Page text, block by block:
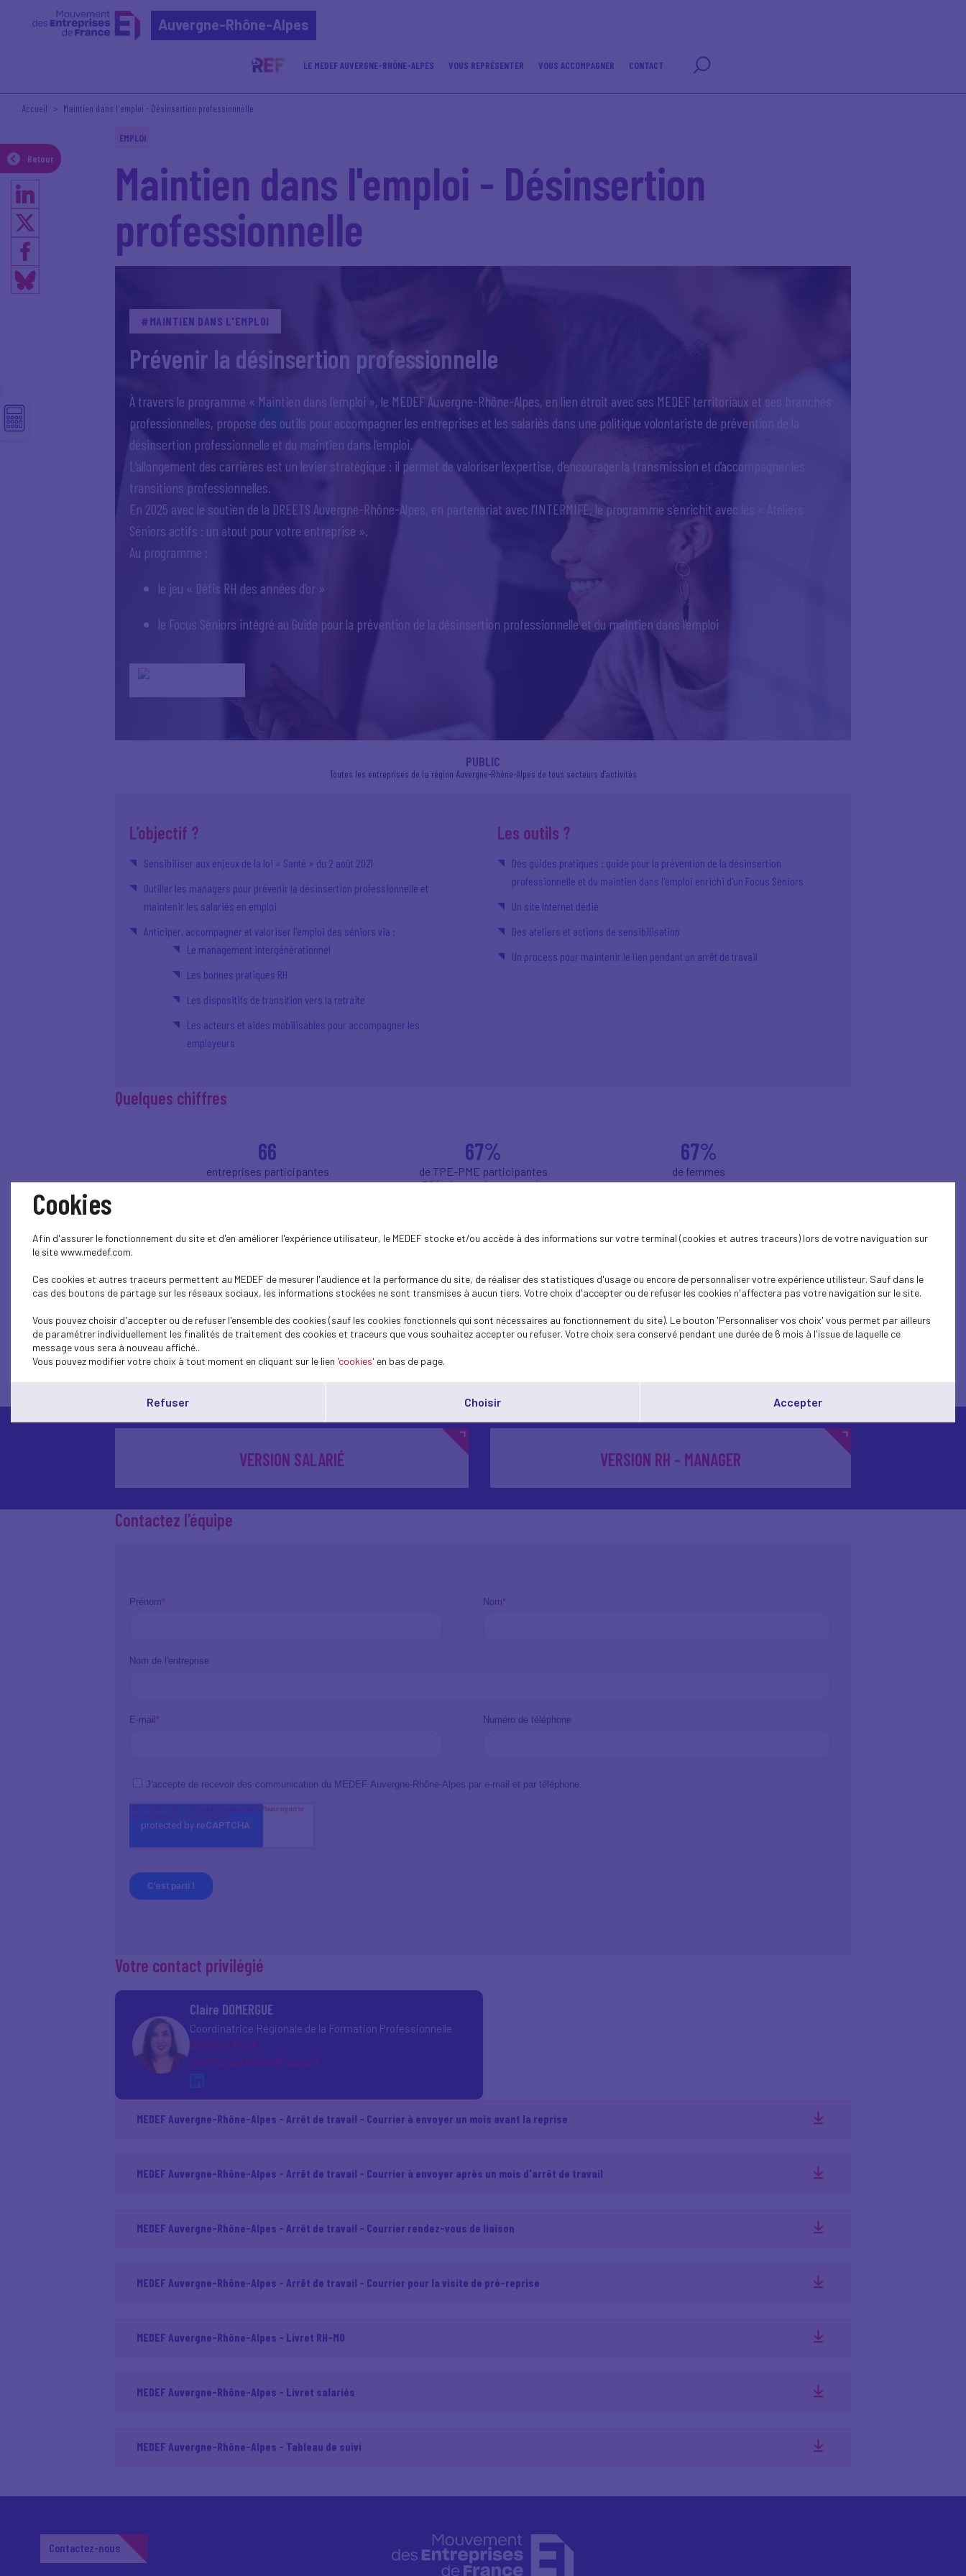
Auvergne-Rhône-Alpes
LE MEDEF AUVERGNE-RHÔNE-ALPES VOUS REPRÉSENTER VOUS ACCOMPAGNER CONTACT
Retour
Accueil Maintien dans l'emploi - Désinsertion professionnelle
EMPLOI
Maintien dans l'emploi - Désinsertion
professionnelle
#MAINTIEN DANS L'EMPLOI
Prévenir la désinsertion professionnelle
À travers le programme « Maintien dans l’emploi », le MEDEF Auvergne-Rhône-Alpes, en lien étroit avec ses MEDEF territoriaux et ses branches
professionnelles, propose des outils pour accompagner les entreprises et les salariés dans une politique volontariste de prévention de la
désinsertion professionnelle et du maintien dans l’emploi.
L’allongement des carrières est un levier stratégique : il permet de valoriser l’expertise, d’encourager la transmission et d’accompagner les
transitions professionnelles.
En 2025 avec le soutien de la DREETS Auvergne-Rhône-Alpes, en partenariat avec l’INTERMIFE, le programme s’enrichit avec les « Ateliers
Séniors actifs : un atout pour votre entreprise ».
Au programme :
le jeu « Défis RH des années d’or »
le Focus Séniors intégré au Guide pour la prévention de la désinsertion professionnelle et du maintien dans l’emploi
PUBLIC
Toutes les entreprises de la région Auvergne-Rhône-Alpes de tous secteurs d’activités
L’objectif ?
Sensibiliser aux enjeux de la loi « Santé » du 2 août 2021
Outiller les managers pour prévenir la désinsertion professionnelle et
maintenir les salariés en emploi
Anticiper, accompagner et valoriser l'emploi des séniors via :
Le management intergénérationnel
Les bonnes pratiques RH
Les dispositifs de transition vers la retraite
Les acteurs et aides mobilisables pour accompagner les
employeurs
Les outils ?
Des guides pratiques : guide pour la prévention de la désinsertion
professionnelle et du maintien dans l'emploi enrichi d'un Focus Séniors
Un site Internet dédié
Des ateliers et actions de sensibilisation
Un process pour maintenir le lien pendant un arrêt de travail
Quelques chiffres
66
entreprises participantes
67%
de TPE-PME participantes
et 33% de grandes entreprises
67%
de femmes
partagé avec les membres de notre CSE qui ont pu le communiquer auprès de nos collaborateurs. Merci pour ce
précieux outil. »
Sandie MENON PICHAT, Responsable Ressources Humaines - Sulpice TV
Téléchargez le Guide pour la prévention de la désinsertion professionnelle et le maintien dans l'emploi
VERSION SALARIÉ VERSION RH - MANAGER
Contactez l'équipe
Votre contact privilégié
Claire DOMERGUE
Coordinatrice Régionale de la Formation Professionnelle
06 20 73 34 28
cdomergue@medef-aura.fr
MEDEF Auvergne-Rhône-Alpes - Arrêt de travail - Courrier à envoyer un mois avant la reprise
MEDEF Auvergne-Rhône-Alpes - Arrêt de travail - Courrier à envoyer après un mois d'arrêt de travail
MEDEF Auvergne-Rhône-Alpes - Arrêt de travail - Courrier rendez-vous de liaison
MEDEF Auvergne-Rhône-Alpes - Arrêt de travail - Courrier pour la visite de pré-reprise
MEDEF Auvergne-Rhône-Alpes - Livret RH-MO
MEDEF Auvergne-Rhône-Alpes - Livret salariés
MEDEF Auvergne-Rhône-Alpes - Tableau de suivi
Contactez-nous
Cookies
Afin d'assurer le fonctionnement du site et d'en améliorer l'expérience utilisateur, le MEDEF stocke et/ou accède à des informations sur votre terminal (cookies et autres traceurs) lors de votre naviguation sur
le site www.medef.com.
Ces cookies et autres traceurs permettent au MEDEF de mesurer l'audience et la performance du site, de réaliser des statistiques d'usage ou encore de personnaliser votre expérience utilisteur. Sauf dans le
cas des boutons de partage sur les réseaux sociaux, les informations stockées ne sont transmises à aucun tiers. Votre choix d'accepter ou de refuser les cookies n'affectera pas votre navigation sur le site.
Vous pouvez choisir d'accepter ou de refuser l'ensemble des cookies (sauf les cookies fonctionnels qui sont nécessaires au fonctionnement du site). Le bouton 'Personnaliser vos choix' vous permet par ailleurs
de paramétrer individuellement les finalités de traitement des cookies et traceurs que vous souhaitez accepter ou refuser. Votre choix sera conservé pendant une durée de 6 mois à l'issue de laquelle ce
message vous sera à nouveau affiché..
Vous pouvez modifier votre choix à tout moment en cliquant sur le lien 'cookies' en bas de page.
Refuser Choisir Accepter